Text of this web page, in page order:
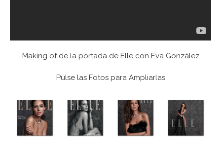
Making of de la portada de Elle con Eva González
Pulse las Fotos para Ampliarlas